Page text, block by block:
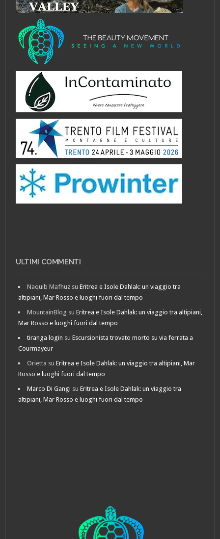
ULTIMI COMMENTI
Naquib Mafhuz suEritrea e Isole Dahlak: un viaggio tra
altipiani, Mar Rosso e luoghi fuori dal tempo
MountainBlog suEritrea e Isole Dahlak: un viaggio tra altipiani,
Mar Rosso e luoghi fuori dal tempo
tiranga login suEscursionista trovato morto su via ferrata a
Courmayeur
Orietta suEritrea e Isole Dahlak: un viaggio tra altipiani, Mar
Rosso e luoghi fuori dal tempo
Marco Di Gangi suEritrea e Isole Dahlak: un viaggio tra
altipiani, Mar Rosso e luoghi fuori dal tempo